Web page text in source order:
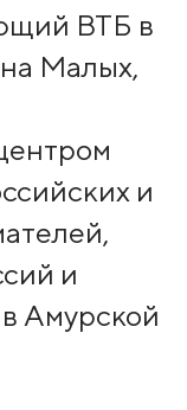
ВТБ в
Малых,
и
и
Амурской